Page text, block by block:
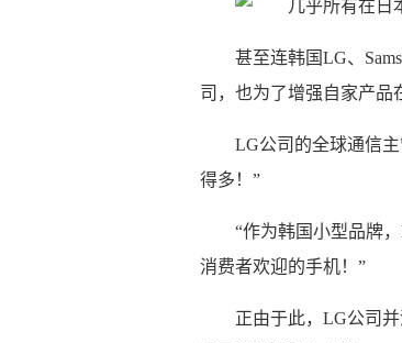
甚至连韩国LG、
司，也为了增强自家产品
LG公司的全球通信
得多！”
“作为韩国小型品牌
消费者欢迎的手机！”
正由于此，LG公司